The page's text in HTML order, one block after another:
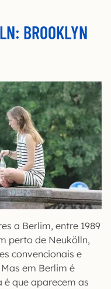
BROOKLYN
a Berlim, entre 1989
perto de Neukölln,
convencionais e
em Berlim é
é que aparecem as